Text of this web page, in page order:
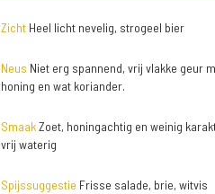
ZichtHeel licht nevelig, strogeel bier
Neus Niet erg spannend, vrij vlakke geur
honing en wat koriander.
SmaakZoet, honingachtig en weinig
vrij waterig
Spijssuggestie Frisse salade, brie, witvis